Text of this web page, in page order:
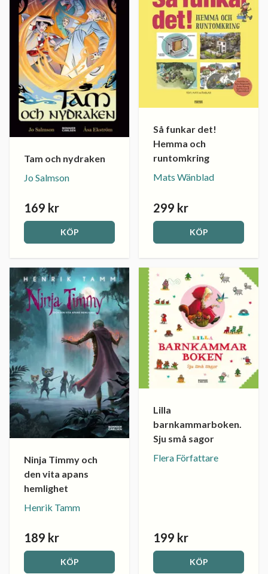
Tam och nydraken
Jo Salmson
169 kr
KÖP
Så funkar det!
Hemma och
runtomkring
Mats Wänblad
299 kr
KÖP
Ninja Timmy och
den vita apans
hemlighet
Henrik Tamm
189 kr
KÖP
Lilla
barnkammarboken.
Sju små sagor
Flera Författare
199 kr
KÖP